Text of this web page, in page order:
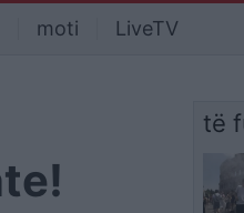
moti LiveTV
të